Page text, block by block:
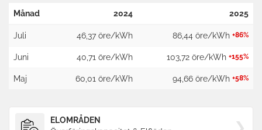
Månad 2024 2025
Juli 46,37 öre/kWh 86,44 öre/kWh +86%
Juni 40,71 öre/kWh 103,72 öre/kWh +155%
Maj 60,01 öre/kWh 94,66 öre/kWh +58%
ELOMRÅDEN